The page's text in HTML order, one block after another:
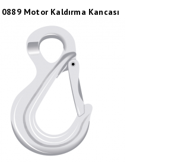
Motor Kaldırma Kancası